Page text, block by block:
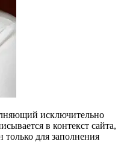
исключительно
в контекст сайта,
только для заполнения